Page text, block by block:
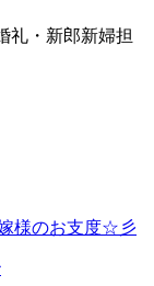
礼・新郎新婦担
様のお支度☆彡